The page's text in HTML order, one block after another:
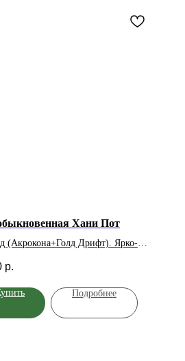
Хани Пот
(Акрокона+Голд Дрифт). Ярко-
самых ярких, плакучих сортов.
Размер в 10 лет составляет 1,2-1,5
Годовой прирост: 10-15 сантиметров.
желтая, яркая весной и
р.
Подробнее